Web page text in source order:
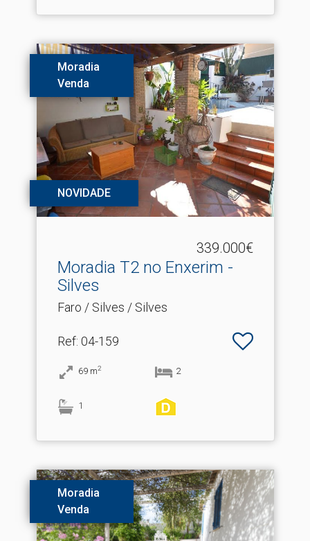
Moradia
Venda
NOVIDADE
339.000€
Moradia T2 no Enxerim -
Silves
Faro / Silves / Silves
Ref: 04-159
69 m2 2
1
Moradia
Venda